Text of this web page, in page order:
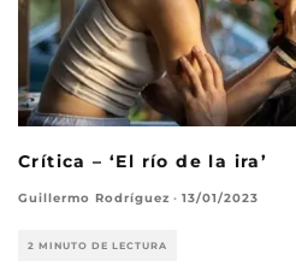
Crítica – ‘El río de la ira’
Guillermo Rodríguez · 13/01/2023
2 MINUTO DE LECTURA